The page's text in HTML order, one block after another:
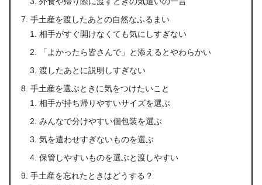
手土産を渡したあとの自然なふるまい
相手がすぐ開けなくても気にしすぎない
「よかったら皆さんで」と添えるとやわらかい
渡したあとに説明しすぎない
手土産を選ぶときに気をつけたいこと
相手が持ち帰りやすいサイズを選ぶ
みんなで分けやすい個包装を選ぶ
気を遣わせすぎないものを選ぶ
保管しやすいものを選ぶと渡しやすい
手土産を忘れたときはどうする？